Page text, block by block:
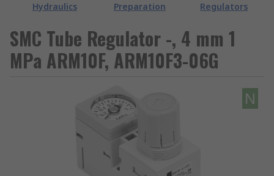
Hydraulics
Preparation
Regulators
SMC Tube Regulator -, 4 mm 1
MPa ARM10F, ARM10F3-06G
N